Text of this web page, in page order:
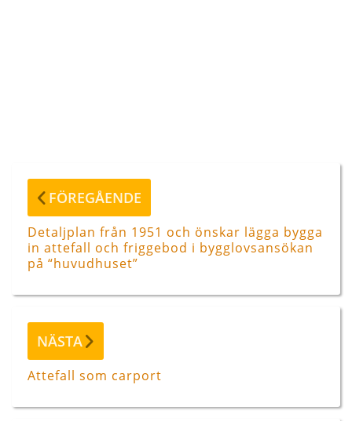
Föregående
inlägg
FÖREGÅENDE
Detaljplan från 1951 och önskar lägga bygga
in attefall och friggebod i bygglovsansökan
på “huvudhuset”
Nästa
inlägg
NÄSTA
Attefall som carport